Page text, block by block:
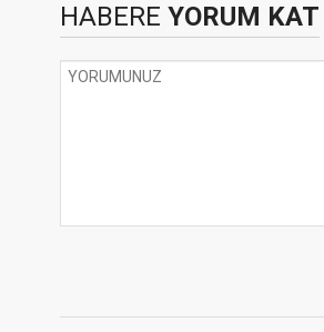
HABERE YORUM KAT